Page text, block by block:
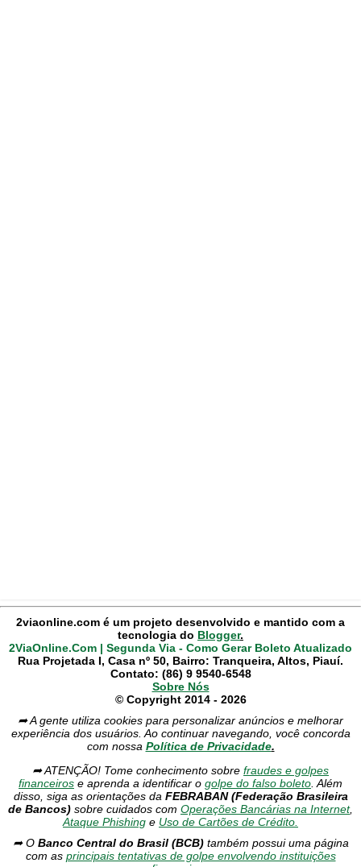
2viaonline.com é um projeto desenvolvido e mantido com a
tecnologia do Blogger.
2ViaOnline.Com | Segunda Via - Como Gerar Boleto Atualizado
Rua Projetada I, Casa nº 50, Bairro: Tranqueira, Altos, Piauí.
Contato: (86) 9 9540-6548
Sobre Nós
© Copyright 2014 - 2026
➦ A gente utiliza cookies para personalizar anúncios e melhorar
experiência dos usuários. Ao continuar navegando, você concorda
com nossa Política de Privacidade.
➦ ATENÇÃO! Tome conhecimento sobre fraudes e golpes
financeiros e aprenda a identificar o golpe do falso boleto . Além
disso, siga as orientações da FEBRABAN (Federação Brasileira
de Bancos) sobre cuidados com Operações Bancárias na Internet,
Ataque Phishing e Uso de Cartões de Crédito.
➦ O Banco Central do Brasil (BCB)também possui uma página
com as principais tentativas de golpe envolvendo instituições